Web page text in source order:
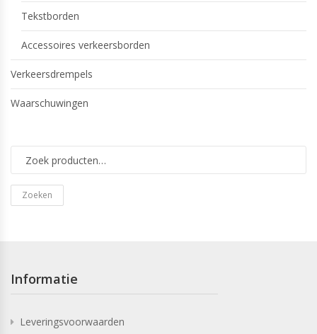
Tekstborden
Accessoires verkeersborden
Verkeersdrempels
Waarschuwingen
Zoeken
Informatie
Leveringsvoorwaarden